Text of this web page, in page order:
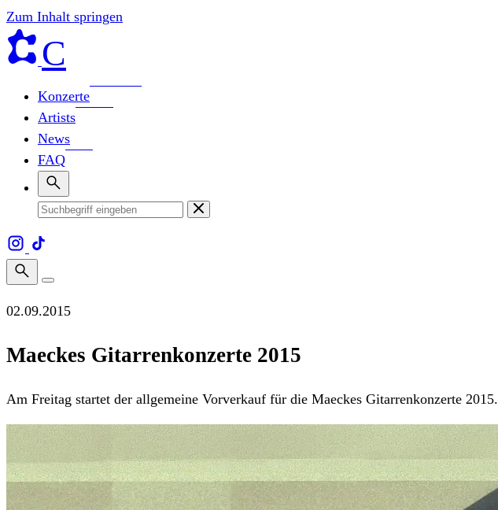
Zum Inhalt springen
C
Konzerte
Artists
News
FAQ
02.09.2015
Maeckes Gitarrenkonzerte 2015
Am Freitag startet der allgemeine Vorverkauf für die Maeckes Gitarrenkonzerte 2015.